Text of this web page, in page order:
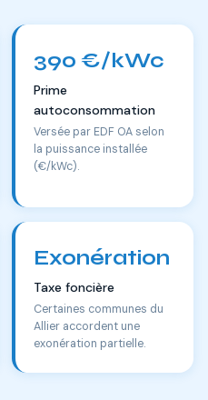
390 €/kWc
Prime
autoconsommation
Versée par EDF OA selon
la puissance installée
(€/kWc).
Exonération
Taxe foncière
Certaines communes du
Allier accordent une
exonération partielle.